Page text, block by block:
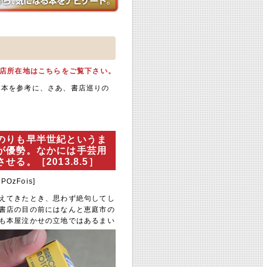
所在地はこちらをご覧下さい。
を参考に、さあ、書店巡りの
りも早半世紀というま
優勢。なかには手芸用
せる。［2013.8.5］
てきたとき、思わず絶句してし
店の目の前にはなんと恵庭市の
本屋泣かせの立地ではあるまい